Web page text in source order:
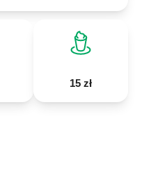
15 zł